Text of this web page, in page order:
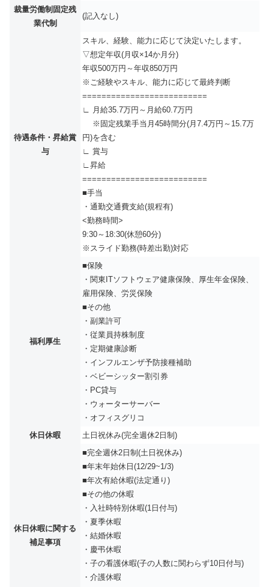
裁量労働制固定残
業代制
(記入なし)
待遇条件・昇給賞
与
スキル、経験、能力に応じて決定いたします。
▽想定年収(月収×14か月分)
年収500万円～年収850万円
※ご経験やスキル、能力に応じて最終判断
==========================
∟ 月給35.7万円～月給60.7万円
※固定残業手当月45時間分(月7.4万円～15.7万
円)を含む
∟ 賞与
∟昇給
==========================
■手当
・通勤交通費支給(規程有)
<勤務時間>
9:30～18:30(休憩60分)
※スライド勤務(時差出勤)対応
福利厚生
■保険
・関東ITソフトウェア健康保険、厚生年金保険、
雇用保険、労災保険
■その他
・副業許可
・従業員持株制度
・定期健康診断
・インフルエンザ予防接種補助
・ベビーシッター割引券
・PC貸与
・ウォーターサーバー
・オフィスグリコ
休日休暇
土日祝休み(完全週休2日制)
休日休暇に関する
補足事項
■完全週休2日制(土日祝休み)
■年末年始休日(12/29~1/3)
■年次有給休暇(法定通り)
■その他の休暇
・入社時特別休暇(1日付与)
・夏季休暇
・結婚休暇
・慶弔休暇
・子の看護休暇(子の人数に関わらず10日付与)
・介護休暇